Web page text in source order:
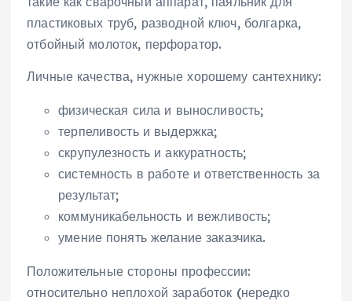
пластиковых труб, разводной ключ, болгарка,
отбойный молоток, перфоратор.
Личные качества, нужные хорошему сантехнику:
физическая сила и выносливость;
терпеливость и выдержка;
скрупулезность и аккуратность;
системность в работе и ответственность за
результат;
коммуникабельность и вежливость;
умение понять желание заказчика.
Положительные стороны профессии:
относительно неплохой заработок (нередко